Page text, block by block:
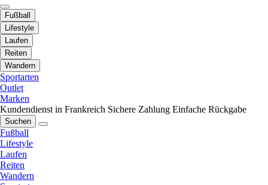
Fußball
Lifestyle
Laufen
Reiten
Wandern
Sportarten
Outlet
Marken
Kundendienst in Frankreich Sichere Zahlung Einfache Rückgabe
Suchen
Fußball
Lifestyle
Laufen
Reiten
Wandern